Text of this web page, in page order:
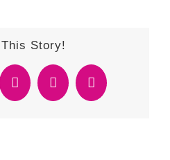
Story!
Reddit WhatsApp
Email